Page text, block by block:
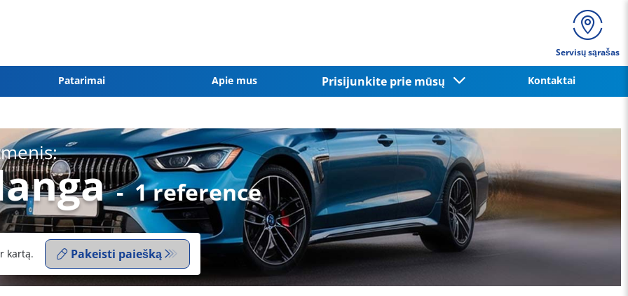
Servisų sąrašas
Patarimai Apie mus Prisijunkite prie mūsų Kontaktai
- 1 reference
kartą. Pakeisti paiešką